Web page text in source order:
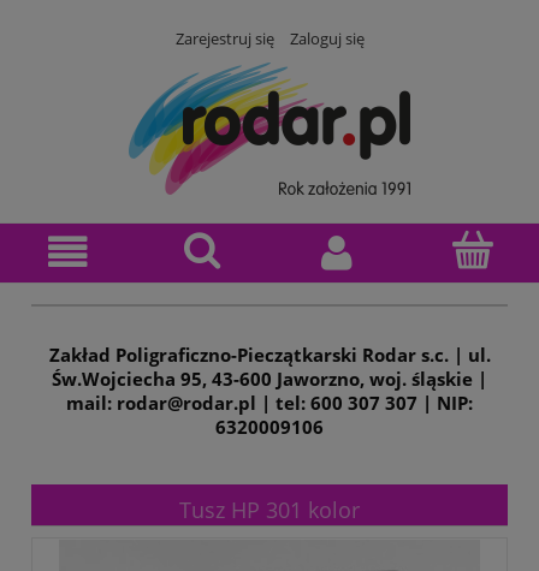
Zarejestruj się Zaloguj się
Zakład Poligraficzno-Pieczątkarski Rodar s.c. | ul.
Św.Wojciecha 95, 43-600 Jaworzno, woj. śląskie |
mail: rodar@rodar.pl | tel: 600 307 307 | NIP:
6320009106
Tusz HP 301 kolor